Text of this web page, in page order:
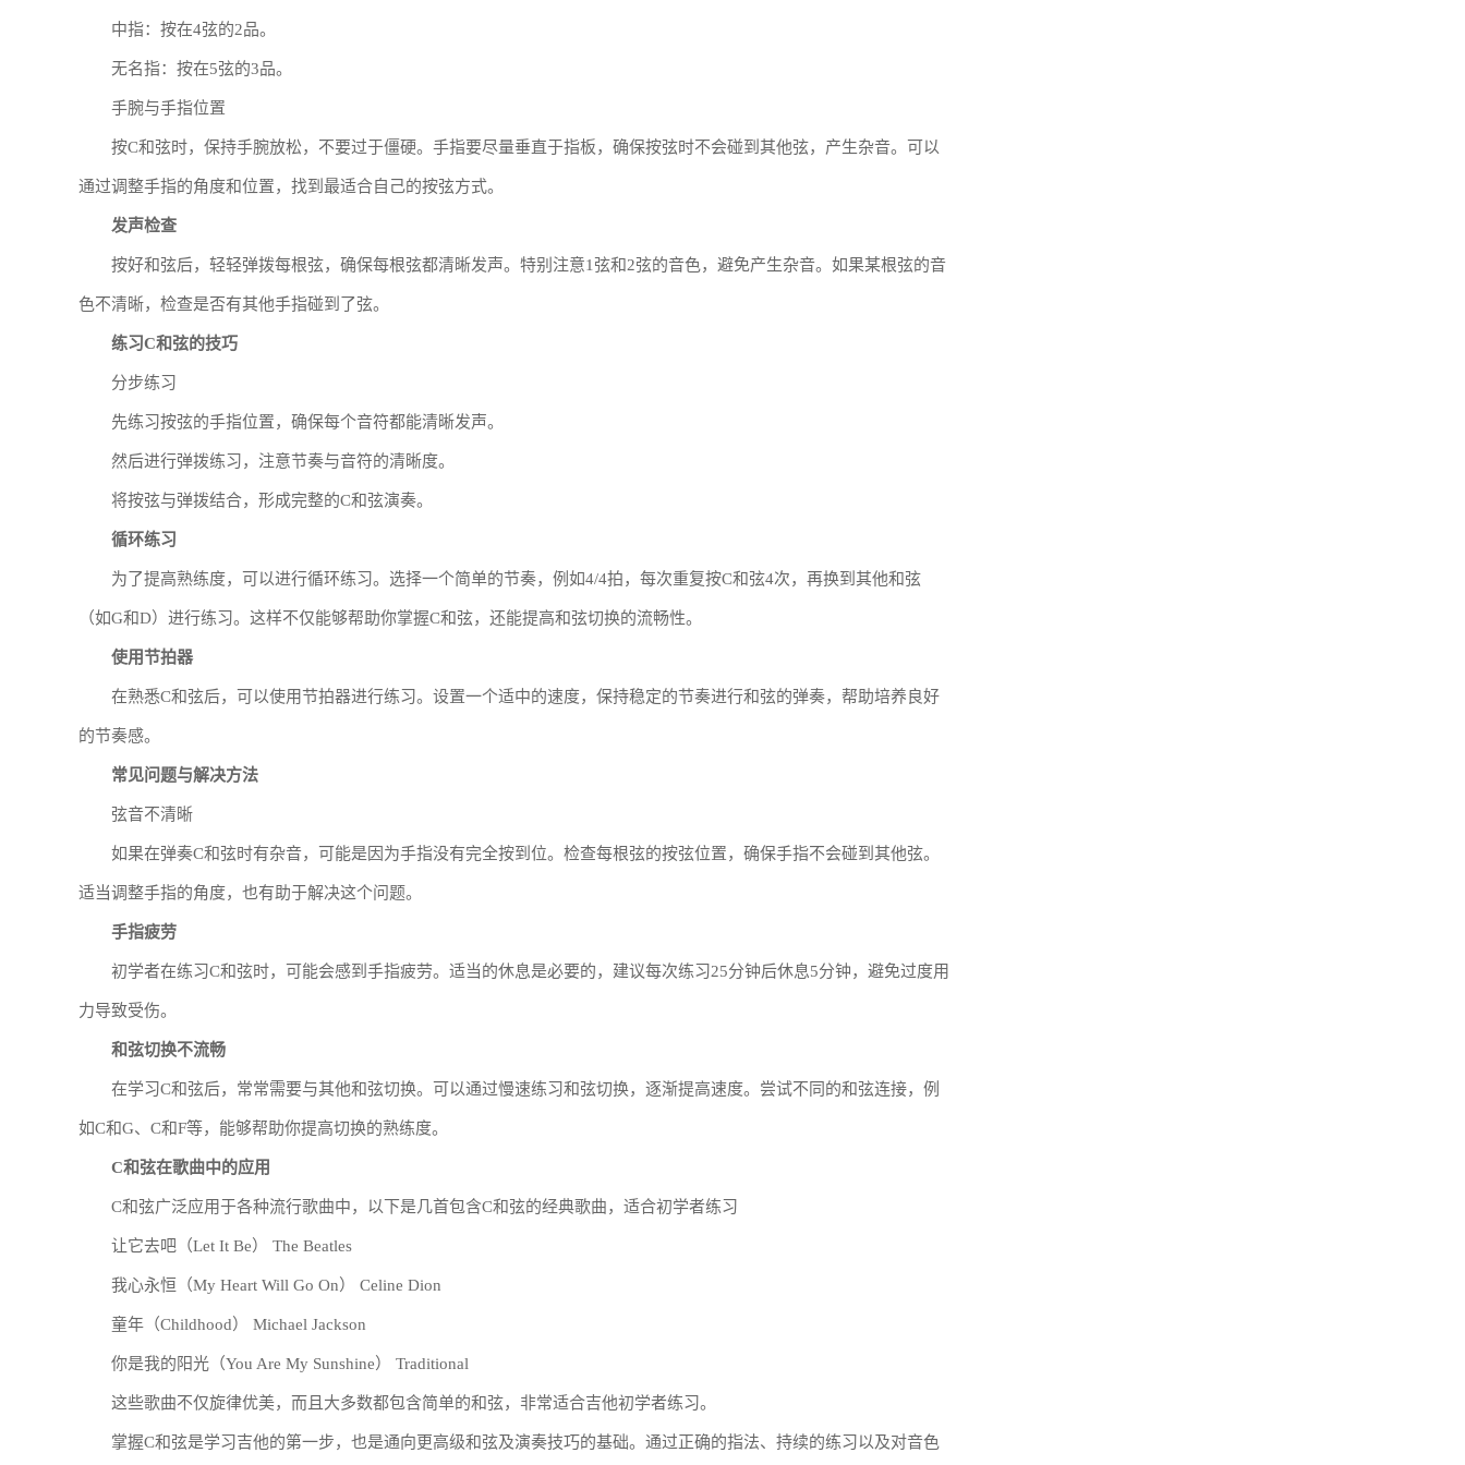
中指：按在4弦的2品。
无名指：按在5弦的3品。
手腕与手指位置
按C和弦时，保持手腕放松，不要过于僵硬。手指要尽量垂直于指板，确保按弦时不会碰到其他弦，产生杂音。可以
通过调整手指的角度和位置，找到最适合自己的按弦方式。
发声检查
按好和弦后，轻轻弹拨每根弦，确保每根弦都清晰发声。特别注意1弦和2弦的音色，避免产生杂音。如果某根弦的音
色不清晰，检查是否有其他手指碰到了弦。
练习C和弦的技巧
分步练习
先练习按弦的手指位置，确保每个音符都能清晰发声。
然后进行弹拨练习，注意节奏与音符的清晰度。
将按弦与弹拨结合，形成完整的C和弦演奏。
循环练习
为了提高熟练度，可以进行循环练习。选择一个简单的节奏，例如4/4拍，每次重复按C和弦4次，再换到其他和弦
（如G和D）进行练习。这样不仅能够帮助你掌握C和弦，还能提高和弦切换的流畅性。
使用节拍器
在熟悉C和弦后，可以使用节拍器进行练习。设置一个适中的速度，保持稳定的节奏进行和弦的弹奏，帮助培养良好
的节奏感。
常见问题与解决方法
弦音不清晰
如果在弹奏C和弦时有杂音，可能是因为手指没有完全按到位。检查每根弦的按弦位置，确保手指不会碰到其他弦。
适当调整手指的角度，也有助于解决这个问题。
手指疲劳
初学者在练习C和弦时，可能会感到手指疲劳。适当的休息是必要的，建议每次练习25分钟后休息5分钟，避免过度用
力导致受伤。
和弦切换不流畅
在学习C和弦后，常常需要与其他和弦切换。可以通过慢速练习和弦切换，逐渐提高速度。尝试不同的和弦连接，例
如C和G、C和F等，能够帮助你提高切换的熟练度。
C和弦在歌曲中的应用
C和弦广泛应用于各种流行歌曲中，以下是几首包含C和弦的经典歌曲，适合初学者练习
让它去吧（Let It Be） The Beatles
我心永恒（My Heart Will Go On） Celine Dion
童年（Childhood） Michael Jackson
你是我的阳光（You Are My Sunshine） Traditional
这些歌曲不仅旋律优美，而且大多数都包含简单的和弦，非常适合吉他初学者练习。
掌握C和弦是学习吉他的第一步，也是通向更高级和弦及演奏技巧的基础。通过正确的指法、持续的练习以及对音色